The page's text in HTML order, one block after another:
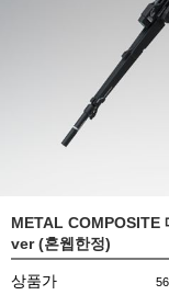
METAL
ver (혼웹한정)
상품가